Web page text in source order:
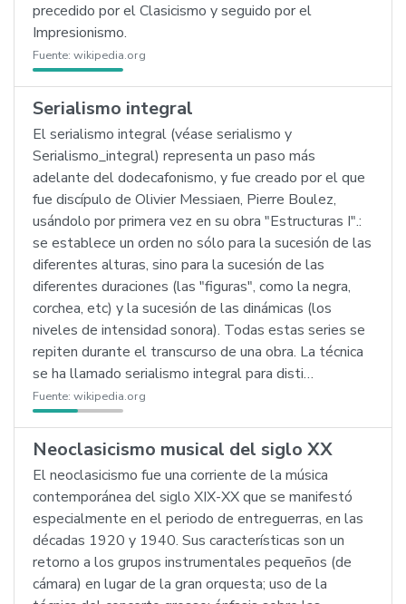
precedido por el Clasicismo y seguido por el
Impresionismo.
Fuente: wikipedia.org
Serialismo integral
El serialismo integral (véase serialismo y
Serialismo_integral) representa un paso más
adelante del dodecafonismo, y fue creado por el que
fue discípulo de Olivier Messiaen, Pierre Boulez,
usándolo por primera vez en su obra "Estructuras I".:
se establece un orden no sólo para la sucesión de las
diferentes alturas, sino para la sucesión de las
diferentes duraciones (las "figuras", como la negra,
corchea, etc) y la sucesión de las dinámicas (los
niveles de intensidad sonora). Todas estas series se
repiten durante el transcurso de una obra. La técnica
se ha llamado serialismo integral para disti…
Fuente: wikipedia.org
Neoclasicismo musical del siglo XX
El neoclasicismo fue una corriente de la música
contemporánea del siglo XIX-XX que se manifestó
especialmente en el periodo de entreguerras, en las
décadas 1920 y 1940. Sus características son un
retorno a los grupos instrumentales pequeños (de
cámara) en lugar de la gran orquesta; uso de la